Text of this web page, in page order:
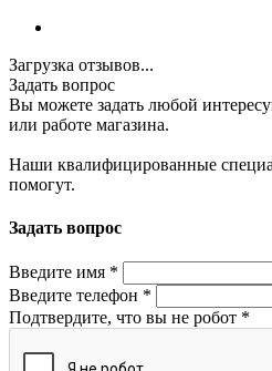
Загрузка отзывов...
Задать вопрос
Вы можете задать любой
или работе магазина.
Наши квалифицированные
помогут.
Задать вопрос
Введите имя *
Введите телефон *
Подтвердите, что вы не робот *